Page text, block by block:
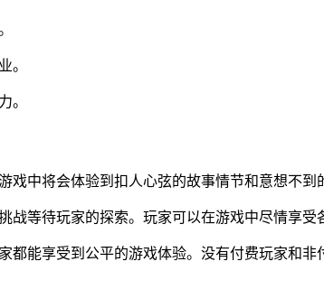
。
。
中将会体验到扣人心弦的故事情节和意想不到
等待玩家的探索。玩家可以在游戏中尽情享受
能享受到公平的游戏体验。没有付费玩家和非